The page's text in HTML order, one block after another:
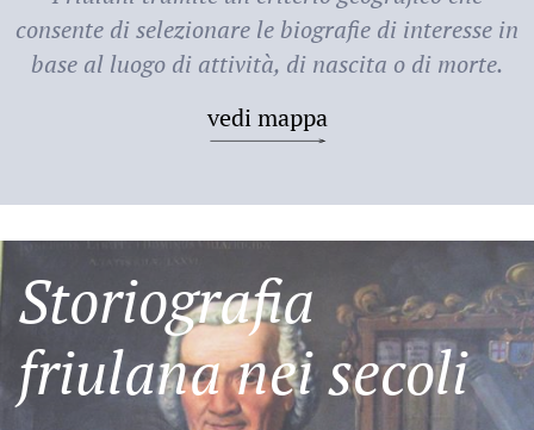
consente di selezionare le biografie di interesse in
base al luogo di attività, di nascita o di morte.
vedi mappa
Storiografia
friulana nei secoli